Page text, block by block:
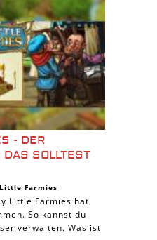
- DER
SOLLTEST
Farmies
Little Farmies hat
So kannst du
verwalten. Was ist